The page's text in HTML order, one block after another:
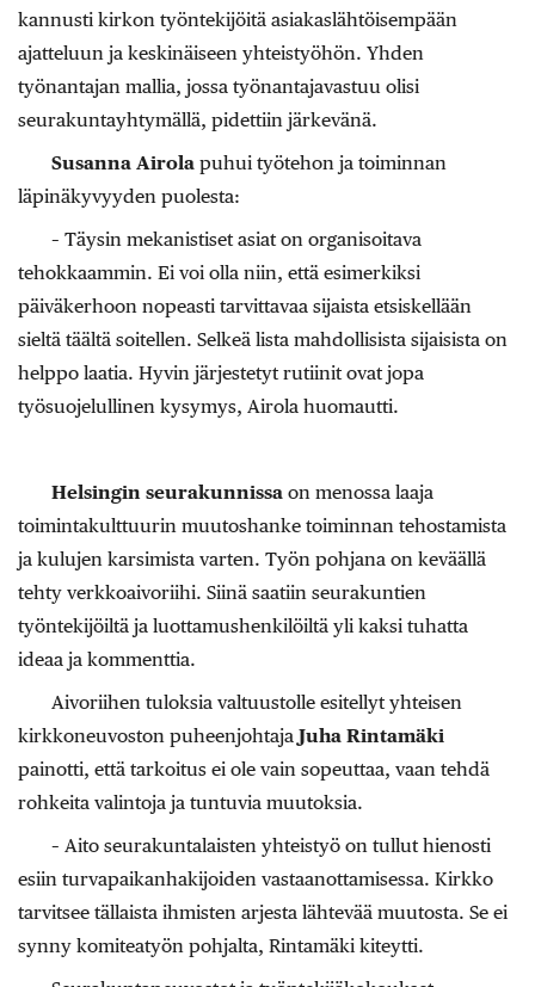
kannusti kirkon työntekijöitä asiakaslähtöisempään
ajatteluun ja keskinäiseen yhteistyöhön. Yhden
työnantajan mallia, jossa työnantajavastuu olisi
seurakuntayhtymällä, pidettiin järkevänä.
Susanna Airola puhui työtehon ja toiminnan
läpinäkyvyyden puolesta:
– Täysin mekanistiset asiat on organisoitava
tehokkaammin. Ei voi olla niin, että esimerkiksi
päiväkerhoon nopeasti tarvittavaa sijaista etsiskellään
sieltä täältä soitellen. Selkeä lista mahdollisista sijaisista on
helppo laatia. Hyvin järjestetyt rutiinit ovat jopa
työsuojelullinen kysymys, Airola huomautti.
Helsingin seurakunnissa on menossa laaja
toimintakulttuurin muutoshanke toiminnan tehostamista
ja kulujen karsimista varten. Työn pohjana on keväällä
tehty verkkoaivoriihi. Siinä saatiin seurakuntien
työntekijöiltä ja luottamushenkilöiltä yli kaksi tuhatta
ideaa ja kommenttia.
Aivoriihen tuloksia valtuustolle esitellyt yhteisen
kirkkoneuvoston puheenjohtaja Juha Rintamäki
painotti, että tarkoitus ei ole vain sopeuttaa, vaan tehdä
rohkeita valintoja ja tuntuvia muutoksia.
– Aito seurakuntalaisten yhteistyö on tullut hienosti
esiin turvapaikanhakijoiden vastaanottamisessa. Kirkko
tarvitsee tällaista ihmisten arjesta lähtevää muutosta. Se ei
synny komiteatyön pohjalta, Rintamäki kiteytti.